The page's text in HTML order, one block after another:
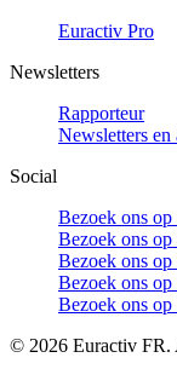
Euractiv Pro
Newsletters
Rapporteur
Newsletters en
Social
Bezoek ons
Bezoek ons
Bezoek ons op
Bezoek ons op
Bezoek ons
© 2026 Euractiv FR.